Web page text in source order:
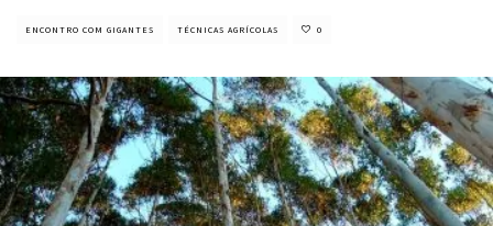
ENCONTRO COM GIGANTES TÉCNICAS AGRÍCOLAS 0